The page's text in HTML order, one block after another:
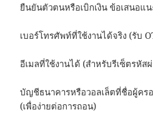
ยืนยันตัวตนหรือเบิกเงิน ข้อเสนอแ
เบอร์โทรศัพท์ที่ใช้งานได้จริง (รับ
อีเมลที่ใช้งานได้ (สำหรับรีเซ็ตรหัส
บัญชีธนาคารหรือวอลเล็ตที่ชื่อผู้คร
(เพื่อง่ายต่อการถอน)